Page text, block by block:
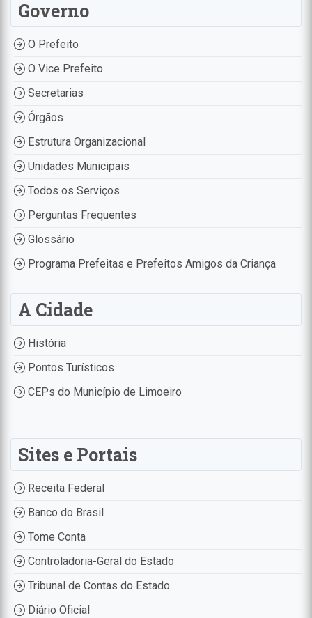
Governo
O Prefeito
O Vice Prefeito
Secretarias
Órgãos
Estrutura Organizacional
Unidades Municipais
Todos os Serviços
Perguntas Frequentes
Glossário
Programa Prefeitas e Prefeitos Amigos da Criança
A Cidade
História
Pontos Turísticos
CEPs do Município de Limoeiro
Sites e Portais
Receita Federal
Banco do Brasil
Tome Conta
Controladoria-Geral do Estado
Tribunal de Contas do Estado
Diário Oficial